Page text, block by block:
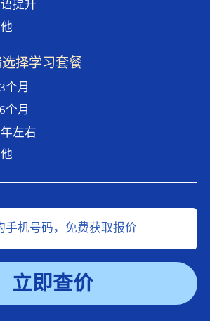
提升
择学习套餐
个月
个月
左右
立即查价